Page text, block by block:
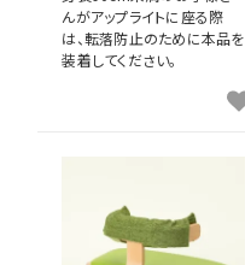
んがアップライトに座る際
は、転落防止のために本品を
装着してください。